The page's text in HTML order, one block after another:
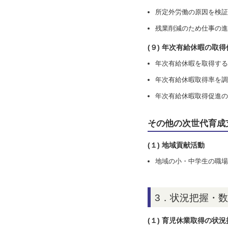
所定外労働の原因を検
残業削減のため仕事の
(９) 年次有給休暇の取
年次有給休暇を取得す
年次有給休暇取得率を
年次有給休暇取得促進
その他の次世代育
(１) 地域貢献活動
地域の小・中学生の職
3．状況把握・
(１) 育児休業取得の状